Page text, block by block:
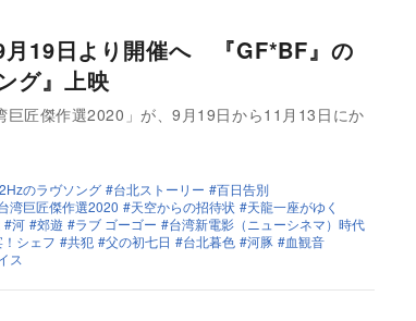
月19日より開催へ 『GF*BF』の
グ』上映
巨匠傑作選2020」が、9月19日から11月13日にか
のラヴソング 台北ストーリー
百日告別
湾巨匠傑作選2020 天空からの招待状
天龍一座がゆく
河 郊遊 ラブ ゴーゴー
台湾新電影（ニューシネマ）時代
シェフ 共犯 父の初七日 台北暮色 河豚
血観音
ス